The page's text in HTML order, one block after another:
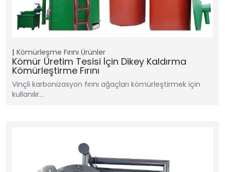
Kömürleşme Fırını Ürünler
Kömür Üretim Tesisi İçin Dikey Kaldırma
Kömürleştirme Fırını
Vinçli karbonizasyon fırını ağaçları kömürleştirmek için
kullanılır…